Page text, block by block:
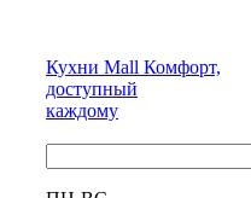
Кухни Mall Комфорт,
доступный
каждому